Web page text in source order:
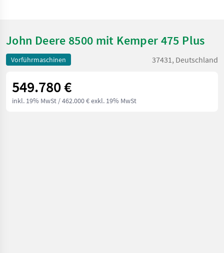
John Deere 8500 mit Kemper 475 Plus
Vorführmaschinen 37431, Deutschland
549.780 €
inkl. 19% MwSt / 462.000 € exkl. 19% MwSt